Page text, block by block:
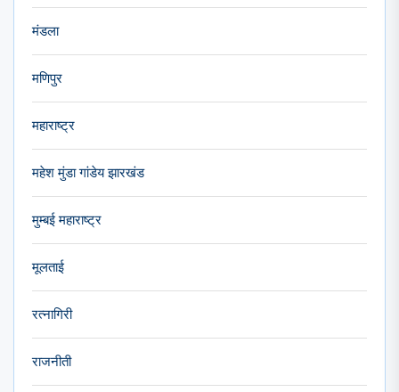
मंडला
मणिपुर
महाराष्ट्र
महेश मुंडा गांडेय झारखंड
मुम्बई महाराष्ट्र
मूलताई
रत्नागिरी
राजनीती